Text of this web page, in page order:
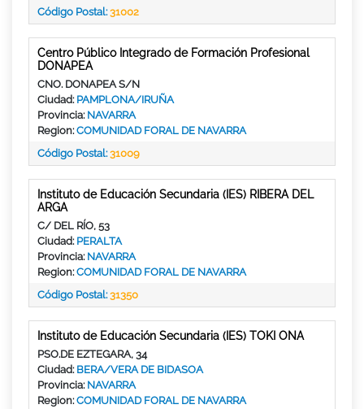
Código Postal:31002
Centro Público Integrado de Formación Profesional
DONAPEA
CNO. DONAPEA S/N
Ciudad: PAMPLONA/IRUÑA
Provincia: NAVARRA
Region:COMUNIDAD FORAL DE NAVARRA
Código Postal:31009
Instituto de Educación Secundaria (IES) RIBERA DEL
ARGA
C/ DEL RÍO, 53
Ciudad: PERALTA
Provincia: NAVARRA
Region:COMUNIDAD FORAL DE NAVARRA
Código Postal:31350
Instituto de Educación Secundaria (IES) TOKI ONA
PSO.DE EZTEGARA, 34
Ciudad: BERA/VERA DE BIDASOA
Provincia: NAVARRA
Region:COMUNIDAD FORAL DE NAVARRA